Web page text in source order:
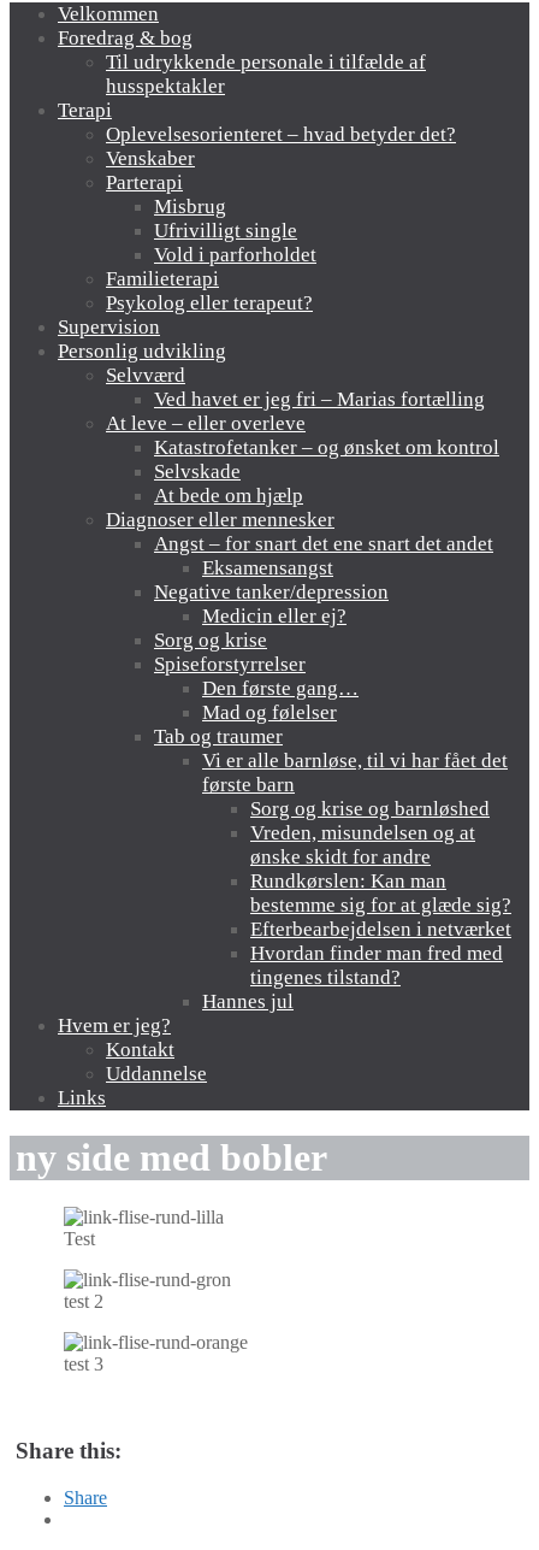
Velkommen
Foredrag & bog
Til udrykkende personale i tilfælde af
husspektakler
Terapi
Oplevelsesorienteret – hvad betyder det?
Venskaber
Parterapi
Misbrug
Ufrivilligt single
Vold i parforholdet
Familieterapi
Psykolog eller terapeut?
Supervision
Personlig udvikling
Selvværd
Ved havet er jeg fri – Marias fortælling
At leve – eller overleve
Katastrofetanker – og ønsket om kontrol
Selvskade
At bede om hjælp
Diagnoser eller mennesker
Angst – for snart det ene snart det andet
Eksamensangst
Negative tanker/depression
Medicin eller ej?
Sorg og krise
Spiseforstyrrelser
Den første gang…
Mad og følelser
Tab og traumer
Vi er alle barnløse, til vi har fået det
første barn
Sorg og krise og barnløshed
Vreden, misundelsen og at
ønske skidt for andre
Rundkørslen: Kan man
bestemme sig for at glæde sig?
Efterbearbejdelsen i netværket
Hvordan finder man fred med
tingenes tilstand?
Hannes jul
Hvem er jeg?
Kontakt
Uddannelse
Links
ny side med bobler
Test
test 2
test 3
Share this:
Share